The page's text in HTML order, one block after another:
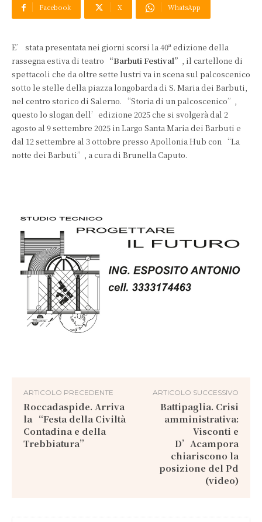
Facebook X WhatsApp
E’ stata presentata nei giorni scorsi la 40ª edizione della
rassegna estiva di teatro “Barbuti Festival” , il cartellone di
spettacoli che da oltre sette lustri va in scena sul palcoscenico
sotto le stelle della piazza longobarda di S. Maria dei Barbuti,
nel centro storico di Salerno. “Storia di un palcoscenico”,
questo lo slogan dell’edizione 2025 che si svolgerà dal 2
agosto al 9 settembre 2025 in Largo Santa Maria dei Barbuti e
dal 12 settembre al 3 ottobre presso Apollonia Hub con “La
notte dei Barbuti”, a cura di Brunella Caputo.
ARTICOLO PRECEDENTE
Roccadaspide. Arriva
la “Festa della Civiltà
Contadina e della
Trebbiatura”
ARTICOLO SUCCESSIVO
Battipaglia. Crisi
amministrativa:
Visconti e
D’Acampora
chiariscono la
posizione del Pd
(video)